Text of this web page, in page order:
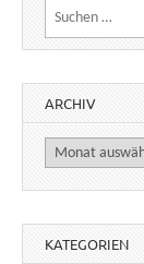
Suchen nach:
ARCHIV
Archiv
KATEGORIEN